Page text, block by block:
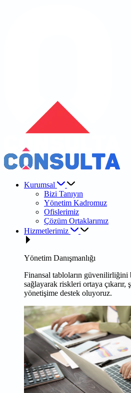
Kurumsal
Bizi Tanıyın
Yönetim Kadromuz
Ofislerimiz
Çözüm Ortaklarımız
Hizmetlerimiz
Yönetim Danışmanlığı
Finansal tabloların güvenilirliğini
sağlayarak riskleri ortaya
yönetişime destek oluyoruz.